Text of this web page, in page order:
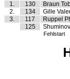
1.
130 Braun
2.
134 Gille
3.
117 Ruppel
125
Fehlstart